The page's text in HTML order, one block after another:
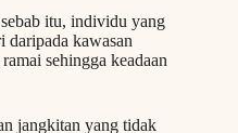
itu, individu yang
kawasan
sehingga keadaan
jangkitan yang tidak